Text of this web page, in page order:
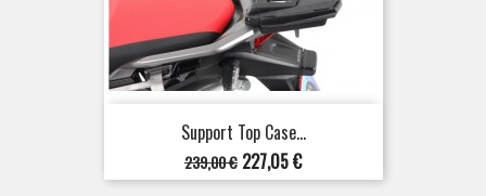
Support Top Case...
Prix
de
239,00 € Prix
227,05 €